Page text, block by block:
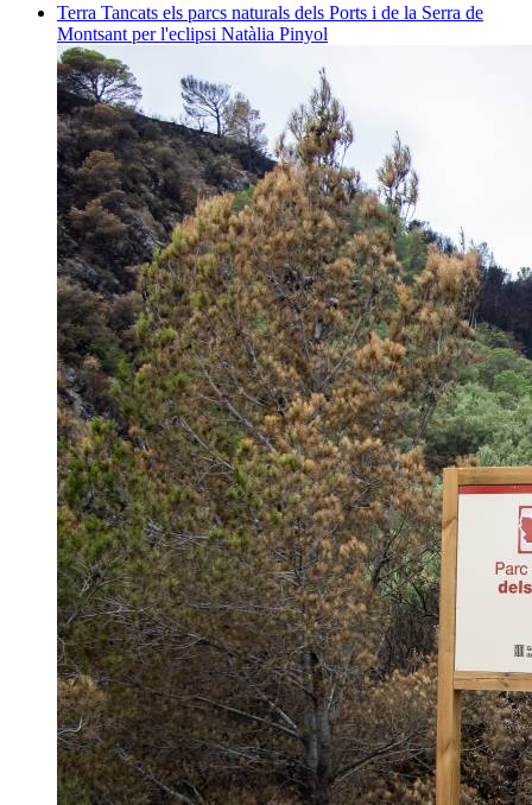
Terra Tancats els parcs naturals dels Ports i de la Serra de
Montsant per l'eclipsi Natàlia Pinyol